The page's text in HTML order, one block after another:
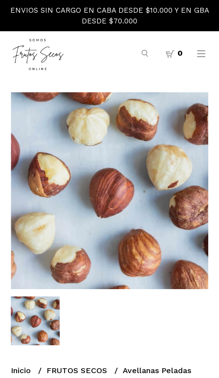
ENVIOS SIN CARGO EN CABA DESDE $10.000 Y EN GBA
DESDE $70.000
0
Inicio FRUTOS SECOS Avellanas Peladas